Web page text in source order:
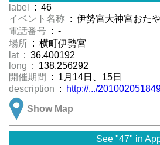
label
: 46
イベント名称 : 伊勢宮大神宮おた
電話番号 : -
場所 : 横町伊勢宮
lat : 36.400192
long : 138.256292
開催期間
: 1月14日、15日
description :
http://.../
Show Map
See "47" in